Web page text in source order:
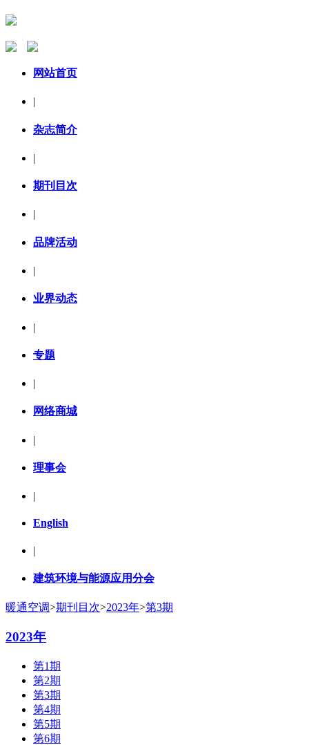
网站首页
|
杂志简介
|
期刊目次
品牌活动
|
业界动态
|
专题
|
网络商城
|
理事会
|
English
|
建筑环境与能源应用分会
暖通空调>期刊目次>2023年>第3期
2023年
第1期
第2期
第3期
第4期
第5期
第6期